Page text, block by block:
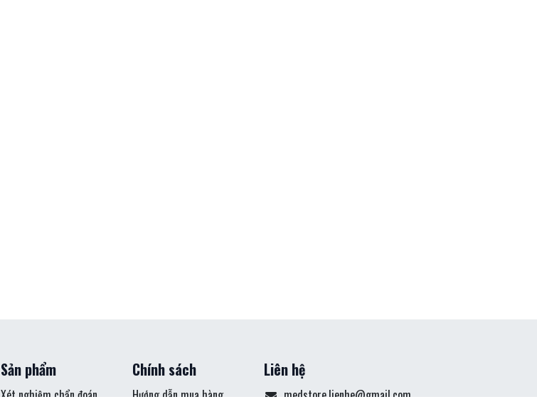
Chính sách
Hướng dẫn mua hàng
Liên hệ
medstore.lienhe@gmail.com
Sản phẩm
Xét nghiệm chẩn đoán